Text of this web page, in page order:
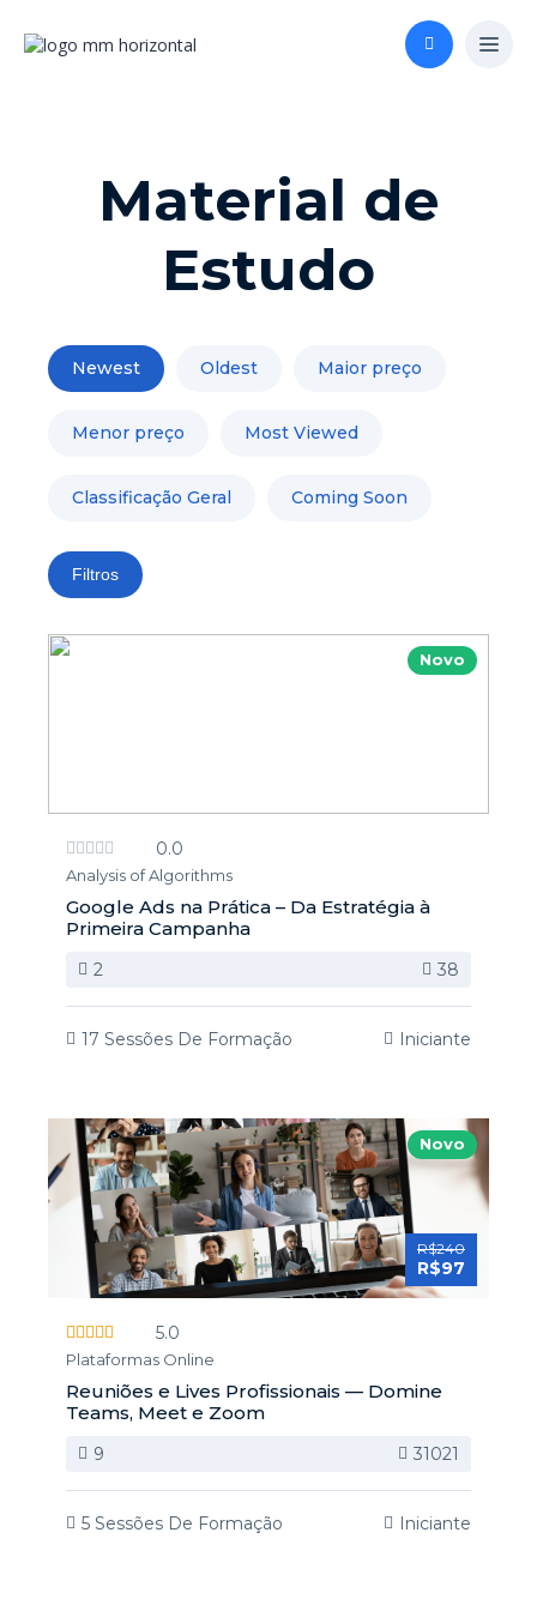
Material de
Estudo
Newest Oldest Maior preço
Menor preço Most Viewed
Classificação Geral Coming Soon
Filtros
Novo
0.0
Analysis of Algorithms
Google Ads na Prática – Da Estratégia à
Primeira Campanha
2 38
17 Sessões De Formação Iniciante
Novo
R$240
R$97
5.0
Plataformas Online
Reuniões e Lives Profissionais — Domine
Teams, Meet e Zoom
9 31021
5 Sessões De Formação Iniciante